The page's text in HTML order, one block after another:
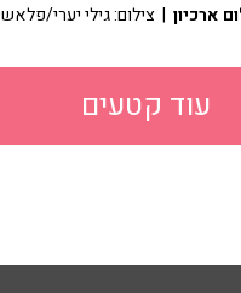
ארכיון | צילום: גילי יערי/פלאש90
עוד קטעים